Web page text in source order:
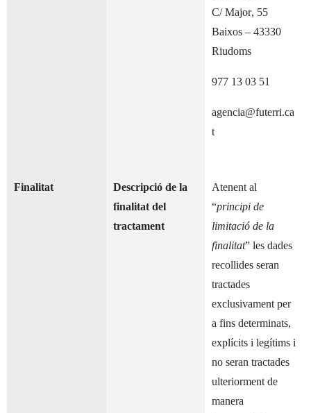
C/ Major, 55
Baixos – 43330
Riudoms
977 13 03 51
agencia@futerri.ca
t
Finalitat
Descripció de la
finalitat del
tractament
Atenent al
“principi de
limitació de la
finalitat” les dades
recollides seran
tractades
exclusivament per
a fins determinats,
explícits i legítims i
no seran tractades
ulteriorment de
manera